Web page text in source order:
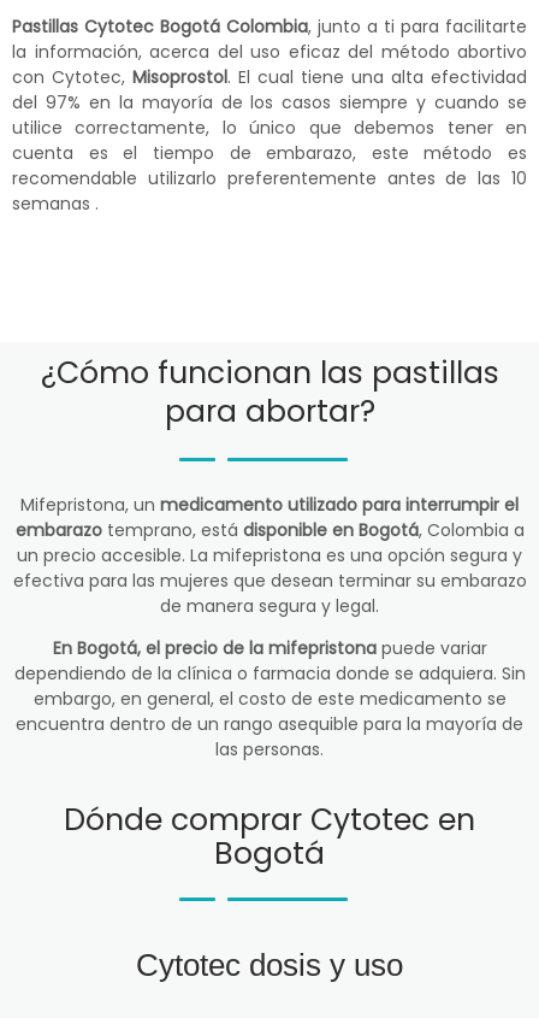
Pastillas Cytotec Bogotá Colombia, junto a ti para facilitarte
la información, acerca del uso eficaz del método abortivo
con Cytotec, Misoprostol. El cual tiene una alta efectividad
del 97% en la mayoría de los casos siempre y cuando se
utilice correctamente, lo único que debemos tener en
cuenta es el tiempo de embarazo, este método es
recomendable utilizarlo preferentemente antes de las 10
semanas .
¿Cómo funcionan las pastillas
para abortar?
Mifepristona, un medicamento utilizado para interrumpir el
embarazotemprano, está disponible en Bogotá, Colombia a
un precio accesible. La mifepristona es una opción segura y
efectiva para las mujeres que desean terminar su embarazo
de manera segura y legal.
En Bogotá, el precio de la mifepristonapuede variar
dependiendo de la clínica o farmacia donde se adquiera. Sin
embargo, en general, el costo de este medicamento se
encuentra dentro de un rango asequible para la mayoría de
las personas.
Dónde comprar Cytotec en
Bogotá
Cytotec dosis y uso